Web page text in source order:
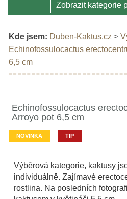
Zobrazit kategorie
Kde jsem: Duben-Kaktus.cz >
Echinofossulocactus
6,5 cm
Echinofossulocactus
Arroyo pot 6,5 cm
NOVINKA TIP
Výběrová kategorie, kaktusy
individuálně. Zajímavé
rostlina. Na posledních